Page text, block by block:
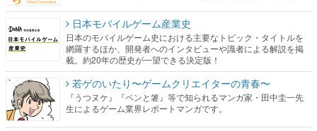
日本モバイルゲーム産業史
日本のモバイルゲーム史における主要なトピック・タイトルを
網羅するほか、開発者へのインタビューや識者による解説を掲
載。約20年の歴史が一望できる決定版！
若ゲのいたり〜ゲームクリエイターの青春〜
『うつヌケ』『ペンと箸』等で知られるマンガ家・田中圭一先
生によるゲーム業界レポートマンガです。